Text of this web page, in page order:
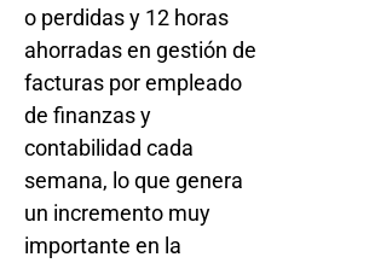
o perdidas y 12 horas
ahorradas en gestión de
facturas por empleado
de finanzas y
contabilidad cada
semana, lo que genera
un incremento muy
importante en la